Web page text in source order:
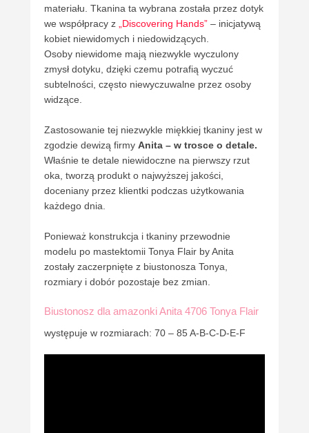
materiału. Tkanina ta wybrana została przez dotyk
we współpracy z „Discovering Hands” – inicjatywą
kobiet niewidomych i niedowidzących.
Osoby niewidome mają niezwykle wyczulony
zmysł dotyku, dzięki czemu potrafią wyczuć
subtelności, często niewyczuwalne przez osoby
widzące.
Zastosowanie tej niezwykle miękkiej tkaniny jest w
zgodzie dewizą firmy Anita – w trosce o detale.
Właśnie te detale niewidoczne na pierwszy rzut
oka, tworzą produkt o najwyższej jakości,
doceniany przez klientki podczas użytkowania
każdego dnia.
Ponieważ konstrukcja i tkaniny przewodnie
modelu po mastektomii Tonya Flair by Anita
zostały zaczerpnięte z biustonosza Tonya,
rozmiary i dobór pozostaje bez zmian.
Biustonosz dla amazonki Anita 4706 Tonya Flair
występuje w rozmiarach: 70 – 85 A-B-C-D-E-F